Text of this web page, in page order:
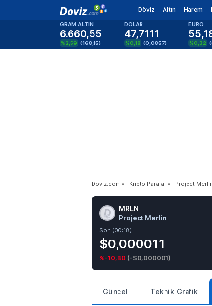
Döviz Altın Harem
GRAM ALTIN
6.660,55
%2,59 (168,15)
DOLAR
47,7111
%0,18 (0,0857)
EURO
%0,32 (
Doviz.com » Kripto Paralar » Project Merlin
MRLN
Project Merlin
Son (00:18)
$0,000011
%-10,80 (-$0,000001)
Güncel Teknik Grafik